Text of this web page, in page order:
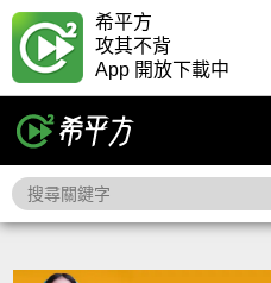
希平方
攻其不背
App 開放下載中